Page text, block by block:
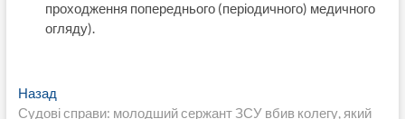
проходження попереднього (періодичного) медичного
огляду).
Навигация
НазадПредыдущая
запись:
Судові справи: молодший сержант ЗСУ вбив колегу, який